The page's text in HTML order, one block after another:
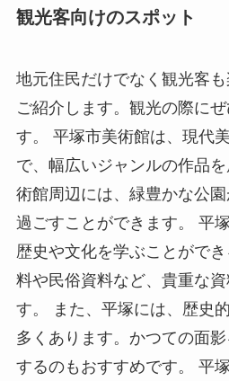
観光客向けのスポット
地元住民だけでなく観光客
ご紹介します。観光の際に
す。 平塚市美術館は、現代
で、幅広いジャンルの作品
術館周辺には、緑豊かな公
過ごすことができます。 平
歴史や文化を学ぶことがで
料や民俗資料など、貴重な
す。 また、平塚には、歴史
多くあります。かつての面
するのもおすすめです。 平